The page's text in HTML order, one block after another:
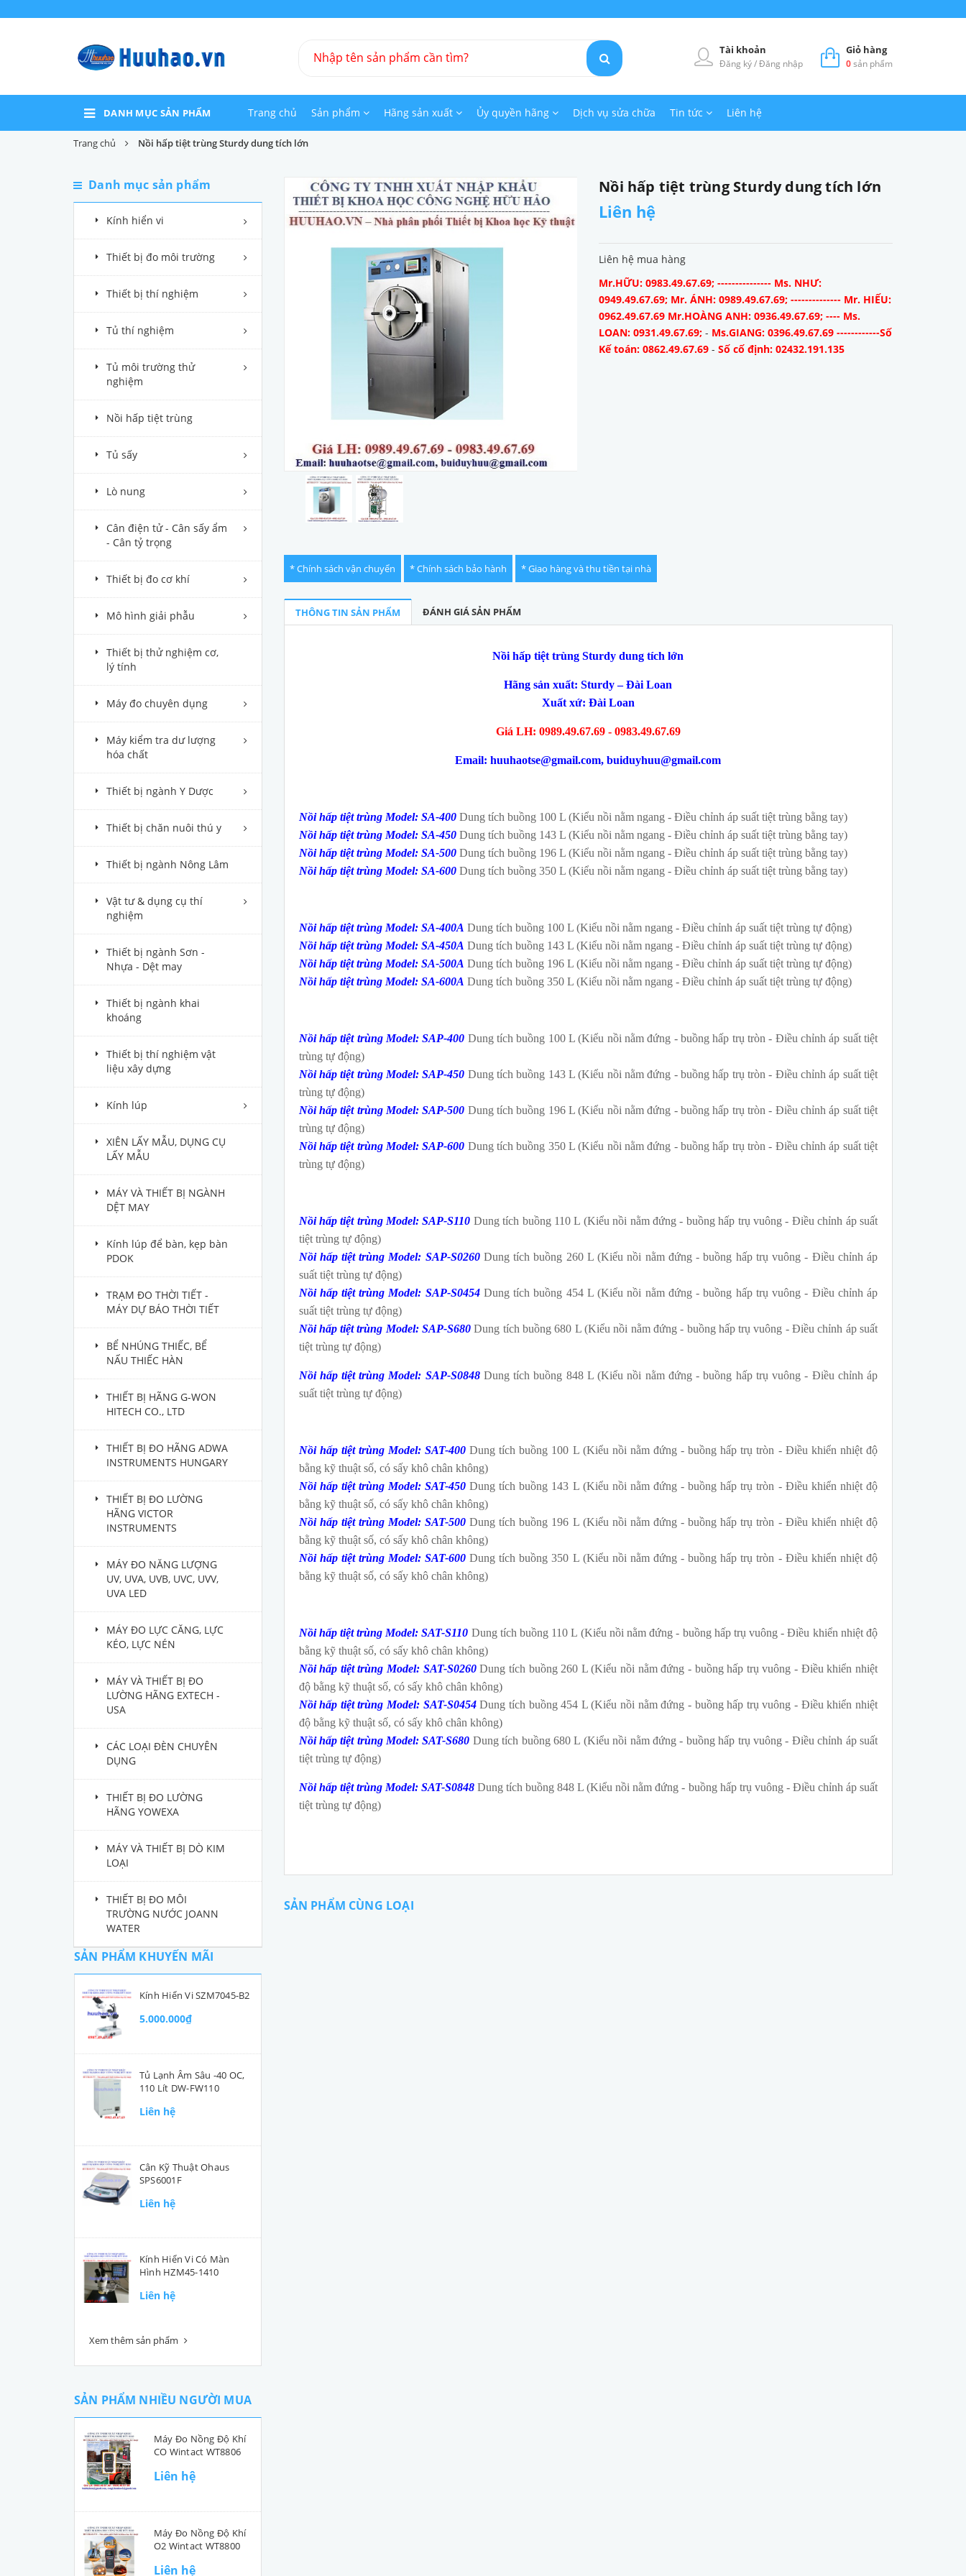
Giỏ hàng
0sản phẩm
Tài khoản
Đăng ký/Đăng nhập
DANH MỤC SẢN PHẨM Trang chủ Sản phẩm Hãng sản xuất Ủy quyền hãng Dịch vụ sửa chữa Tin tức Liên hệ
Trang chủ Nồi hấp tiệt trùng Sturdy dung tích lớn
Danh mục sản phẩm
Kính hiển vi
Thiết bị đo môi trường
Thiết bị thí nghiệm
Tủ thí nghiệm
Tủ môi trường thử
nghiệm
Nồi hấp tiệt trùng
Tủ sấy
Lò nung
Cân điện tử - Cân sấy ẩm
- Cân tỷ trọng
Thiết bị đo cơ khí
Mô hình giải phẫu
Thiết bị thử nghiệm cơ,
lý tính
Máy đo chuyên dụng
Máy kiểm tra dư lượng
hóa chất
Thiết bị ngành Y Dược
Thiết bị chăn nuôi thú y
Thiết bị ngành Nông Lâm
Vật tư & dụng cụ thí
nghiệm
Thiết bị ngành Sơn -
Nhựa - Dệt may
Thiết bị ngành khai
khoáng
Thiết bị thí nghiệm vật
liệu xây dựng
Kính lúp
XIÊN LẤY MẪU, DỤNG CỤ
LẤY MẪU
MÁY VÀ THIẾT BỊ NGÀNH
DỆT MAY
Kính lúp để bàn, kẹp bàn
PDOK
TRẠM ĐO THỜI TIẾT -
MÁY DỰ BÁO THỜI TIẾT
BỂ NHÚNG THIẾC, BỂ
NẤU THIẾC HÀN
THIẾT BỊ HÃNG G-WON
HITECH CO., LTD
THIẾT BỊ ĐO HÃNG ADWA
INSTRUMENTS HUNGARY
THIẾT BỊ ĐO LƯỜNG
HÃNG VICTOR
INSTRUMENTS
MÁY ĐO NĂNG LƯỢNG
UV, UVA, UVB, UVC, UVV,
UVA LED
MÁY ĐO LỰC CĂNG, LỰC
KÉO, LỰC NÉN
MÁY VÀ THIẾT BỊ ĐO
LƯỜNG HÃNG EXTECH -
USA
CÁC LOẠI ĐÈN CHUYÊN
DỤNG
THIẾT BỊ ĐO LƯỜNG
HÃNG YOWEXA
MÁY VÀ THIẾT BỊ DÒ KIM
LOẠI
THIẾT BỊ ĐO MÔI
TRƯỜNG NƯỚC JOANN
WATER
SẢN PHẨM KHUYẾN MÃI
Kính Hiển Vi SZM7045-B2
5.000.000₫
Tủ Lạnh Âm Sâu -40 OC,
110 Lít DW-FW110
Liên hệ
Cân Kỹ Thuật Ohaus
SPS6001F
Liên hệ
Kính Hiển Vi Có Màn
Hình HZM45-1410
Liên hệ
Xem thêm sản phẩm
SẢN PHẨM NHIỀU NGƯỜI MUA
Máy Đo Nồng Độ Khí
CO Wintact WT8806
Liên hệ
Máy Đo Nồng Độ Khí
O2 Wintact WT8800
Liên hệ
Nồi hấp tiệt trùng Sturdy dung tích lớn
Liên hệ
Liên hệ mua hàng
Mr.HỮU: 0983.49.67.69; --------------- Ms. NHƯ:
0949.49.67.69; Mr. ÁNH: 0989.49.67.69; -------------- Mr. HIẾU:
0962.49.67.69 Mr.HOÀNG ANH: 0936.49.67.69; ---- Ms.
LOAN: 0931.49.67.69; - Ms.GIANG: 0396.49.67.69 ------------Số
Kế toán: 0862.49.67.69 -Số cố định: 02432.191.135
* Chính sách vận chuyển * Chính sách bảo hành * Giao hàng và thu tiền tại nhà
THÔNG TIN SẢN PHẨM ĐÁNH GIÁ SẢN PHẨM
Nồi hấp tiệt trùng Sturdy dung tích lớn
Hãng sản xuất: Sturdy – Đài Loan
Xuất xứ: Đài Loan
Giá LH: 0989.49.67.69 - 0983.49.67.69
Email: huuhaotse@gmail.com, buiduyhuu@gmail.com
Nồi hấp tiệt trùng Model: SA-400Dung tích buồng 100 L (Kiểu nồi nằm ngang - Điều chỉnh áp suất tiệt trùng bằng tay)
Nồi hấp tiệt trùng Model: SA-450Dung tích buồng 143 L (Kiểu nồi nằm ngang - Điều chỉnh áp suất tiệt trùng bằng tay)
Nồi hấp tiệt trùng Model: SA-500Dung tích buồng 196 L (Kiểu nồi nằm ngang - Điều chỉnh áp suất tiệt trùng bằng tay)
Nồi hấp tiệt trùng Model: SA-600Dung tích buồng 350 L (Kiểu nồi nằm ngang - Điều chỉnh áp suất tiệt trùng bằng tay)
Nồi hấp tiệt trùng Model: SA-400A Dung tích buồng 100 L (Kiểu nồi nằm ngang - Điều chỉnh áp suất tiệt trùng tự động)
Nồi hấp tiệt trùng Model: SA-450A Dung tích buồng 143 L (Kiểu nồi nằm ngang - Điều chỉnh áp suất tiệt trùng tự động)
Nồi hấp tiệt trùng Model: SA-500A Dung tích buồng 196 L (Kiểu nồi nằm ngang - Điều chỉnh áp suất tiệt trùng tự động)
Nồi hấp tiệt trùng Model: SA-600A Dung tích buồng 350 L (Kiểu nồi nằm ngang - Điều chỉnh áp suất tiệt trùng tự động)
Nồi hấp tiệt trùng Model: SAP-400 Dung tích buồng 100 L (Kiểu nồi nằm đứng - buồng hấp trụ tròn - Điều chỉnh áp suất tiệt
trùng tự động)
Nồi hấp tiệt trùng Model: SAP-450 Dung tích buồng 143 L (Kiểu nồi nằm đứng - buồng hấp trụ tròn - Điều chỉnh áp suất tiệt
trùng tự động)
Nồi hấp tiệt trùng Model: SAP-500 Dung tích buồng 196 L (Kiểu nồi nằm đứng - buồng hấp trụ tròn - Điều chỉnh áp suất tiệt
trùng tự động)
Nồi hấp tiệt trùng Model: SAP-600 Dung tích buồng 350 L (Kiểu nồi nằm đứng - buồng hấp trụ tròn - Điều chỉnh áp suất tiệt
trùng tự động)
Nồi hấp tiệt trùng Model: SAP-S110 Dung tích buồng 110 L (Kiểu nồi nằm đứng - buồng hấp trụ vuông - Điều chỉnh áp suất
tiệt trùng tự động)
Nồi hấp tiệt trùng Model: SAP-S0260Dung tích buồng 260 L (Kiểu nồi nằm đứng - buồng hấp trụ vuông - Điều chỉnh áp
suất tiệt trùng tự động)
Nồi hấp tiệt trùng Model: SAP-S0454Dung tích buồng 454 L (Kiểu nồi nằm đứng - buồng hấp trụ vuông - Điều chỉnh áp
suất tiệt trùng tự động)
Nồi hấp tiệt trùng Model: SAP-S680 Dung tích buồng 680 L (Kiểu nồi nằm đứng - buồng hấp trụ vuông - Điều chỉnh áp suất
tiệt trùng tự động)
Nồi hấp tiệt trùng Model: SAP-S0848Dung tích buồng 848 L (Kiểu nồi nằm đứng - buồng hấp trụ vuông - Điều chỉnh áp
suất tiệt trùng tự động)
Nồi hấp tiệt trùng Model: SAT-400 Dung tích buồng 100 L (Kiểu nồi nằm đứng - buồng hấp trụ tròn - Điều khiển nhiệt độ
bằng kỹ thuật số, có sấy khô chân không)
Nồi hấp tiệt trùng Model: SAT-450 Dung tích buồng 143 L (Kiểu nồi nằm đứng - buồng hấp trụ tròn - Điều khiển nhiệt độ
bằng kỹ thuật số, có sấy khô chân không)
Nồi hấp tiệt trùng Model: SAT-500 Dung tích buồng 196 L (Kiểu nồi nằm đứng - buồng hấp trụ tròn - Điều khiển nhiệt độ
bằng kỹ thuật số, có sấy khô chân không)
Nồi hấp tiệt trùng Model: SAT-600 Dung tích buồng 350 L (Kiểu nồi nằm đứng - buồng hấp trụ tròn - Điều khiển nhiệt độ
bằng kỹ thuật số, có sấy khô chân không)
Nồi hấp tiệt trùng Model: SAT-S110 Dung tích buồng 110 L (Kiểu nồi nằm đứng - buồng hấp trụ vuông - Điều khiển nhiệt độ
bằng kỹ thuật số, có sấy khô chân không)
Nồi hấp tiệt trùng Model: SAT-S0260Dung tích buồng 260 L (Kiểu nồi nằm đứng - buồng hấp trụ vuông - Điều khiển nhiệt
độ bằng kỹ thuật số, có sấy khô chân không)
Nồi hấp tiệt trùng Model: SAT-S0454Dung tích buồng 454 L (Kiểu nồi nằm đứng - buồng hấp trụ vuông - Điều khiển nhiệt
độ bằng kỹ thuật số, có sấy khô chân không)
Nồi hấp tiệt trùng Model: SAT-S680 Dung tích buồng 680 L (Kiểu nồi nằm đứng - buồng hấp trụ vuông - Điều chỉnh áp suất
tiệt trùng tự động)
Nồi hấp tiệt trùng Model: SAT-S0848Dung tích buồng 848 L (Kiểu nồi nằm đứng - buồng hấp trụ vuông - Điều chỉnh áp suất
tiệt trùng tự động)
SẢN PHẨM CÙNG LOẠI